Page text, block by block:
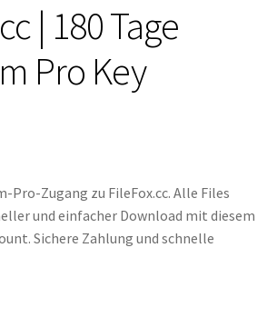
| 180 Tage
Pro Key
Pro-Zugang zu FileFox.cc. Alle Files
und einfacher Download mit diesem
Sichere Zahlung und schnelle